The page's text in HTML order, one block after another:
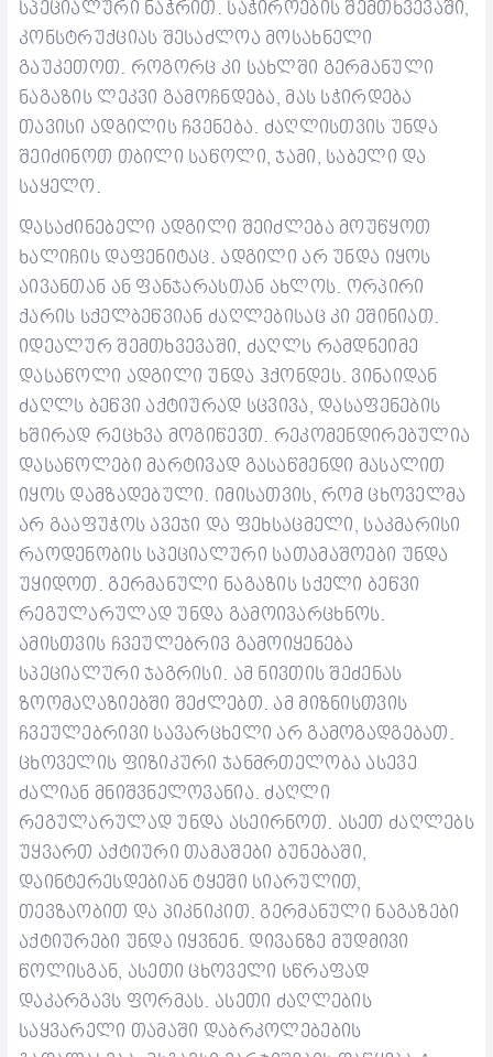
სპეციალური ნაჭრით. საჭიროების შემთხვევაში,
კონსტრუქციას შესაძლოა მოსახნელი
გაუკეთოთ. როგორც კი სახლში გერმანული
ნაგაზის ლეკვი გამოჩნდება, მას სჭირდება
თავისი ადგილის ჩვენება. ძაღლისთვის უნდა
შეიძინოთ თბილი საწოლი, ჯამი, საბელი და
საყელო.
დასაძინებელი ადგილი შეიძლება მოუწყოთ
ხალიჩის დაფენიტაც. ადგილი არ უნდა იყოს
აივანთან ან ფანჯარასთან ახლოს. ორპირი
ქარის სქელბეწვიან ძაღლებისაც კი ეშინიათ.
იდეალურ შემთხვევაში, ძაღლს რამდნეიმე
დასაწოლი ადგილი უნდა ჰქონდეს. ვინაიდან
ძაღლს ბეწვი აქტიურად სცვივა, დასაფენების
ხშირად რეცხვა მოგიწევთ. რეკომენდირებულია
დასაწოლები მარტივად გასაწმენდი მასალით
იყოს დამზადებული. იმისათვის, რომ ცხოველმა
არ გააფუჭოს ავეჯი და ფეხსაცმელი, საკმარისი
რაოდენობის სპეციალური სათამაშოები უნდა
უყიდოთ. გერმანული ნაგაზის სქელი ბეწვი
რეგულარულად უნდა გამოივარცხნოს.
ამისთვის ჩვეულებრივ გამოიყენება
სპეციალური ჯაგრისი. ამ ნივთის შეძენას
ზოომაღაზიებში შეძლებთ. ამ მიზნისთვის
ჩვეულებრივი სავარცხელი არ გამოგადგებათ.
ცხოველის ფიზიკური ჯანმრთელობა ასევე
ძალიან მნიშვნელოვანია. ძაღლი
რეგულარულად უნდა ასეირნოთ. ასეთ ძაღლებს
უყვართ აქტიური თამაშები ბუნებაში,
დაინტერესდებიან ტყეში სიარულით,
თევზაობით და პიკნიკით. გერმანული ნაგაზები
აქტიურები უნდა იყვნენ. დივანზე მუდმივი
წოლისგან, ასეთი ცხოველი სწრაფად
დაკარგავს ფორმას. ასეთი ძაღლების
საყვარელი თამაში დაბრკოლებების